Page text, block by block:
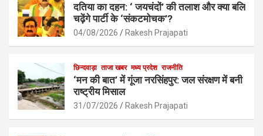
दतिया का दहन: ‘ जयचंदों’ की तलाश और क्या बलि
चढ़ेंगे पार्टी के ‘संकटमोचक’?
04/08/2026 Rakesh Prajapati
छिन्दवाड़ा ताजा खबर मध्य प्रदेश राजनीति
‘मन की बात’ में गूंजा नरसिंहपुर: जल संरक्षण में बनी
राष्ट्रीय मिसाल
31/07/2026 Rakesh Prajapati